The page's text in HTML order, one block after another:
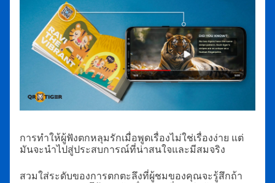
การทำให้ผู้ฟังตกหลุมรักเมื่อพูดเรื่องไม่ใช่เรื่องง่าย แต่
มันจะนำไปสู่ประสบการณ์ที่น่าสนใจและมีสมจริง
สวมใส่ระดับของการตกตะลึงที่ผู้ชมของคุณจะรู้สึกถ้า